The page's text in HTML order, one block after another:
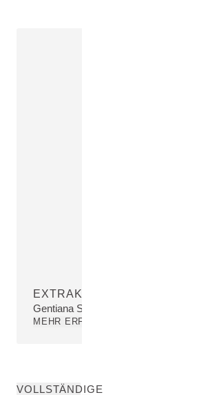
EXTRAKT AUS BLAUEM
Gentiana Septemfida Flower/Leaf/
MEHR ERFAHREN
VOLLSTÄNDIGE